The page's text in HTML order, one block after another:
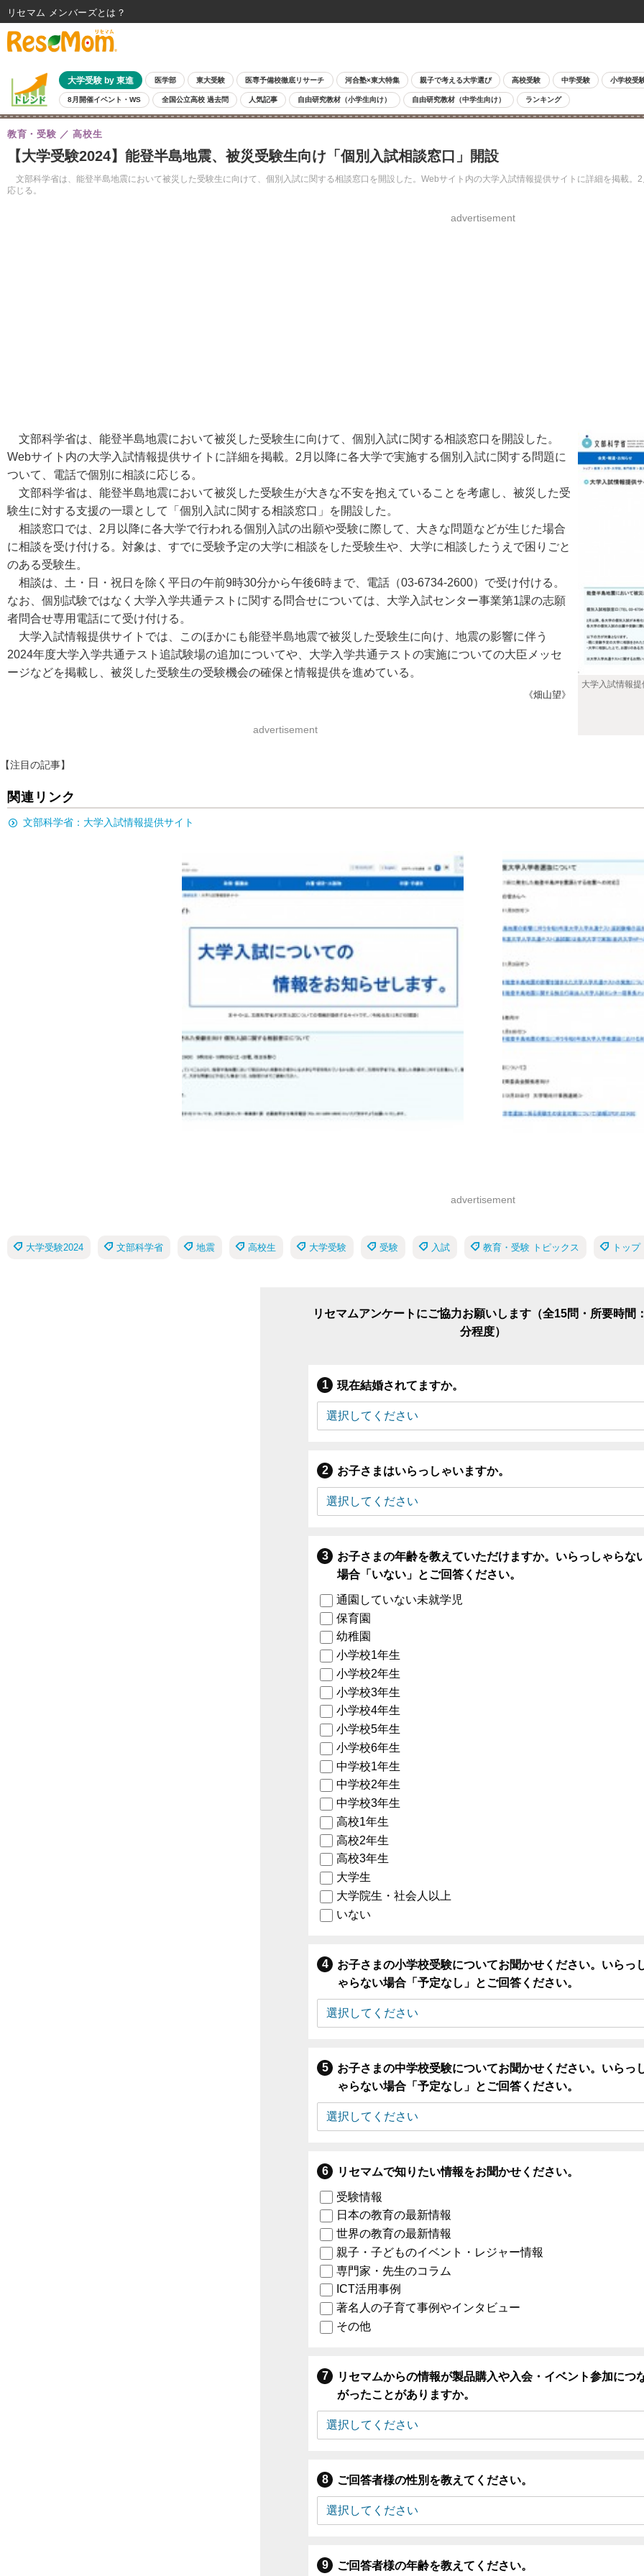
大学受験 by 東進 医学部 東大受験 医専予備校徹底リサーチ 河合塾×東大特集 親子で考える大学選び 高校受験 中学受験 小学校受
8月開催イベント・WS 全国公立高校 過去問 人気記事 自由研究教材（小学生向け） 自由研究教材（中学生向け） ランキング
【大学受験2024】能登半島地震、被災受験生向け「個別入試相談窓口」開設
文部科学省は、能登半島地震において被災した受験生に向けて、個別入試に関する相談窓口を開設した。Webサイト内の大学入試情報提供サイトに詳細を掲載
応じる。
教育・受験 高校生
advertisement
大学入試情報
文部科学省は、能登半島地震において被災した受験生に向けて、個別入試に関する相談窓口を開設した。
Webサイト内の大学入試情報提供サイトに詳細を掲載。2月以降に各大学で実施する個別入試に関する問題に
ついて、電話で個別に相談に応じる。
文部科学省は、能登半島地震において被災した受験生が大きな不安を抱えていることを考慮し、被災した受
験生に対する支援の一環として「個別入試に関する相談窓口」を開設した。
相談窓口では、2月以降に各大学で行われる個別入試の出願や受験に際して、大きな問題などが生じた場合
に相談を受け付ける。対象は、すでに受験予定の大学に相談をした受験生や、大学に相談したうえで困りごと
のある受験生。
相談は、土・日・祝日を除く平日の午前9時30分から午後6時まで、電話（03-6734-2600）で受け付ける。
なお、個別試験ではなく大学入学共通テストに関する問合せについては、大学入試センター事業第1課の志願
者問合せ専用電話にて受け付ける。
大学入試情報提供サイトでは、このほかにも能登半島地震で被災した受験生に向け、地震の影響に伴う
2024年度大学入学共通テスト追試験場の追加についてや、大学入学共通テストの実施についての大臣メッセ
ージなどを掲載し、被災した受験生の受験機会の確保と情報提供を進めている。
《畑山望》
advertisement
【注目の記事】
関連リンク
文部科学省：大学入試情報提供サイト
advertisement
大学受験2024 文部科学省 地震 高校生 大学受験 受験 入試 教育・受験 トピックス トッ
リセマムアンケートにご協力お願いします（全15問・所要時間
分程度）
現在結婚されてますか。
お子さまはいらっしゃいますか。
お子さまの年齢を教えていただけますか。いらっしゃらな
場合「いない」とご回答ください。
通園していない未就学児
保育園
幼稚園
小学校1年生
小学校2年生
小学校3年生
小学校4年生
小学校5年生
小学校6年生
中学校1年生
中学校2年生
中学校3年生
高校1年生
高校2年生
高校3年生
大学生
大学院生・社会人以上
いない
お子さまの小学校受験についてお聞かせください。いらっ
ゃらない場合「予定なし」とご回答ください。
お子さまの中学校受験についてお聞かせください。いらっ
ゃらない場合「予定なし」とご回答ください。
リセマムで知りたい情報をお聞かせください。
受験情報
日本の教育の最新情報
世界の教育の最新情報
親子・子どものイベント・レジャー情報
専門家・先生のコラム
ICT活用事例
著名人の子育て事例やインタビュー
その他
リセマムからの情報が製品購入や入会・イベント参加につ
がったことがありますか。
ご回答者様の性別を教えてください。
ご回答者様の年齢を教えてください。
リセマム メンバーズ